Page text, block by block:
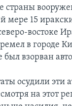
страны
мере 15
востоке
в городе
был взорван
осудили эти
на этот